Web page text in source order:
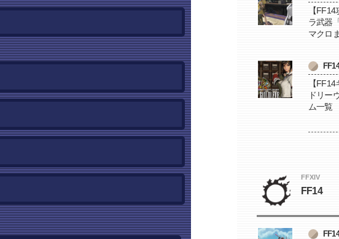
【
ラ武器
マクロ
FF14
【
ドリー
ム一覧
FFXIV
FF14
FF14